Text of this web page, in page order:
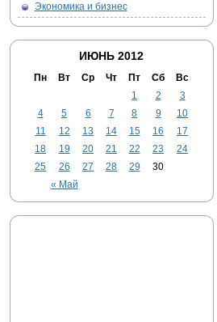
Экономика и бизнес
ИЮНЬ 2012
Пн Вт Ср Чт Пт Сб Вс
« Май
1 2
3
4
5 6 7 8 9
10
11
12 13 14 15 16
17
18
19 20 21 22 23
24
25
26 27 28 29 30